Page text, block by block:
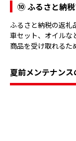
⑩ ふるさと納税
ふるさと納税の返礼
車セット、オイルな
商品を受け取れるた
夏前メンテナン